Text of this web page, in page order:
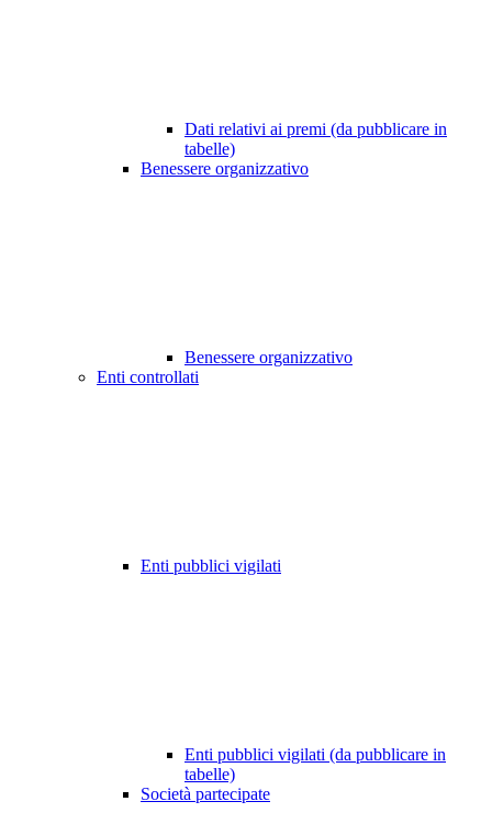
Dati relativi ai premi (da pubblicare in
tabelle)
Benessere organizzativo
Benessere organizzativo
Enti controllati
Enti pubblici vigilati
Enti pubblici vigilati (da pubblicare in
tabelle)
Società partecipate